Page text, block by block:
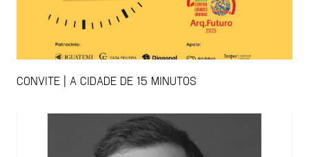
CONVITE | A CIDADE DE 15 MINUTOS